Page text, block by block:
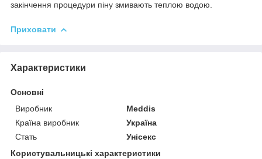
закінчення процедури піну змивають теплою водою.
Приховати
Характеристики
Основні
Виробник
Meddis
Країна виробник
Україна
Стать
Унісекс
Користувальницькі характеристики